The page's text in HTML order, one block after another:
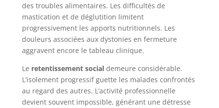
des troubles alimentaires. Les difficultés de
mastication et de déglutition limitent
progressivement les apports nutritionnels. Les
douleurs associées aux dystonies en fermeture
aggravent encore le tableau clinique.
Le retentissement socialdemeure considérable.
L’isolement progressif guette les malades confrontés
au regard des autres. L’activité professionnelle
devient souvent impossible, générant une détresse